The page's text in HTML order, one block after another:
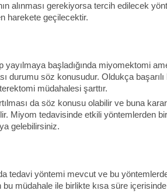
alınması gerekiyorsa tercih edilecek
harekete geçilecektir.
başladığında miyomektomi
durumu söz konusudur. Oldukça
müdahalesi şarttır.
da söz konusu olabilir ve buna
Miyom tedavisinde etkili yöntemlerden
gelebilirsiniz.
tedavi yöntemi mevcut ve bu
müdahale ile birlikte kısa süre